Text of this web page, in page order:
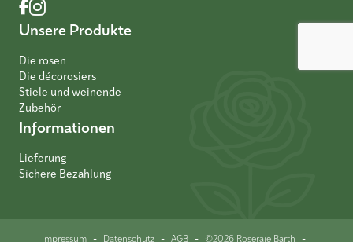
Unsere Produkte
Die rosen
Die décorosiers
Stiele und weinende
Zubehör
Informationen
Lieferung
Sichere Bezahlung
Impressum - Datenschutz - AGB - ©2026 Roseraie Barth -